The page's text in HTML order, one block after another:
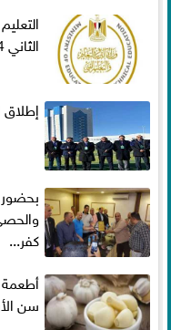
الثاني 2024 قبل الامتحانات
إطلاق
كفر...
سن